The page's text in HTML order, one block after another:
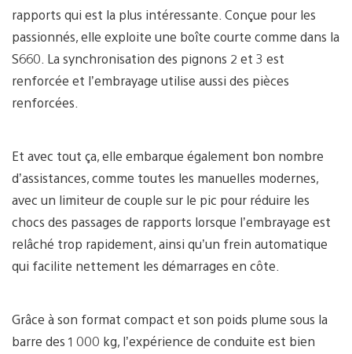
rapports qui est la plus intéressante. Conçue pour les
passionnés, elle exploite une boîte courte comme dans la
S660. La synchronisation des pignons 2 et 3 est
renforcée et l’embrayage utilise aussi des pièces
renforcées.
Et avec tout ça, elle embarque également bon nombre
d’assistances, comme toutes les manuelles modernes,
avec un limiteur de couple sur le pic pour réduire les
chocs des passages de rapports lorsque l’embrayage est
relâché trop rapidement, ainsi qu’un frein automatique
qui facilite nettement les démarrages en côte.
Grâce à son format compact et son poids plume sous la
barre des 1 000 kg, l’expérience de conduite est bien